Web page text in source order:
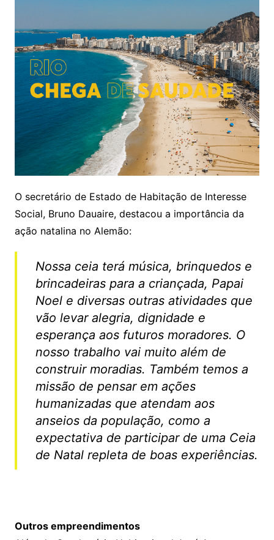
O secretário de Estado de Habitação de Interesse
Social, Bruno Dauaire, destacou a importância da
ação natalina no Alemão:
Nossa ceia terá música, brinquedos e
brincadeiras para a criançada, Papai
Noel e diversas outras atividades que
vão levar alegria, dignidade e
esperança aos futuros moradores. O
nosso trabalho vai muito além de
construir moradias. Também temos a
missão de pensar em ações
humanizadas que atendam aos
anseios da população, como a
expectativa de participar de uma Ceia
de Natal repleta de boas experiências.
Outros empreendimentos